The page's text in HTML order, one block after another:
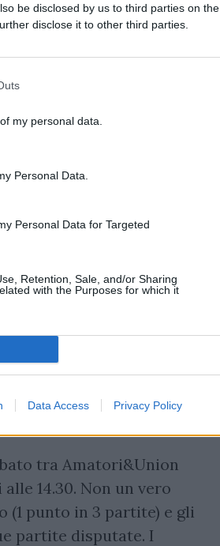
be disclosed by us to third parties on the
disclose it to other third parties.
my personal data.
Personal Data.
Personal Data for Targeted
Retention, Sale, and/or Sharing
with the Purposes for which it
Data Access Privacy Policy
tra Amatori&Union
14.30. Non un vero
(1 punto in 3 partite) e gli
partite disputate. I